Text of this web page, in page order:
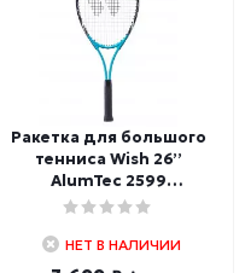
Ракетка для большого
тенниса Wish 26’’
AlumTec 2599
(бирюзовый)
НЕТ В НАЛИЧИИ